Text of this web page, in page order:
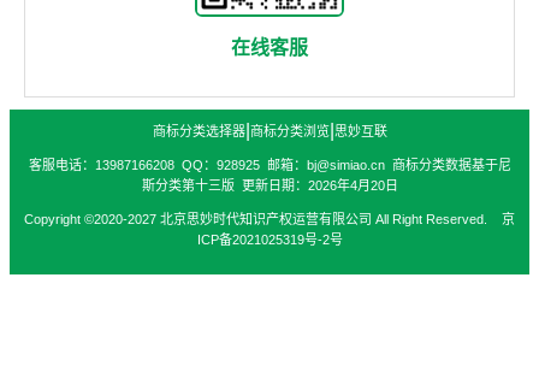
在线客服
商标分类选择器| 商标分类浏览| 思妙互联
客服电话：13987166208 QQ：928925 邮箱：bj@simiao.cn 商标分类数据基于尼
斯分类第十三版 更新日期：2026年4月20日
Copyright ©2020-2027 北京思妙时代知识产权运营有限公司 All Right Reserved. 京
ICP备2021025319号-2号